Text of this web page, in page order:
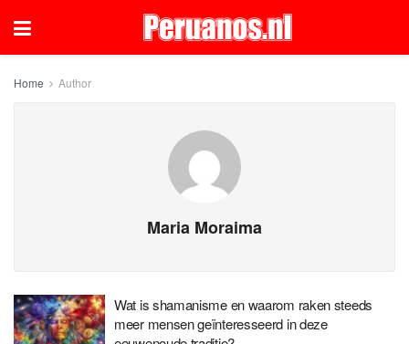
Home Author
Maria Moraima
Wat is shamanisme en waarom raken steeds
meer mensen geïnteresseerd in deze